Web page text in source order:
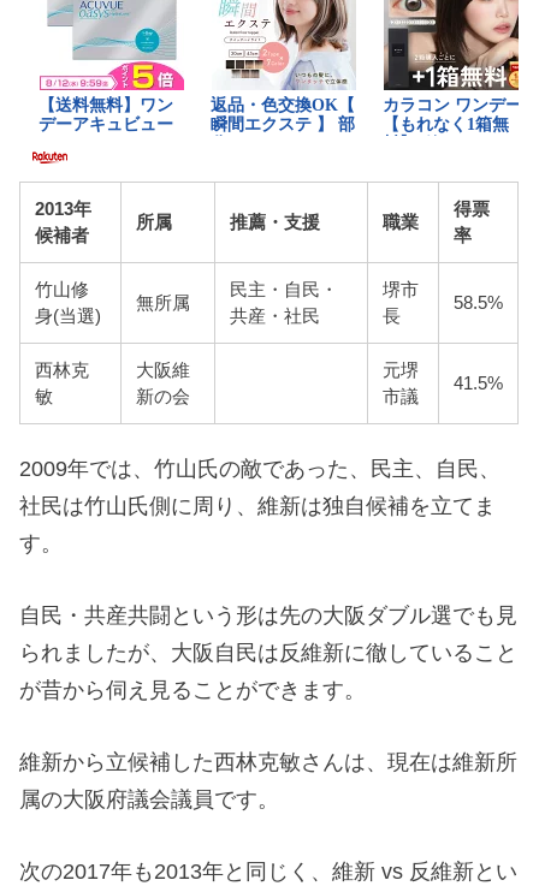
2013年
候補者
所属 推薦・支援 職業
得票
率
竹山修
身(当選)
無所属
民主・自民・
共産・社民
堺市
長
58.5%
西林克
敏
大阪維
新の会
元堺
市議
41.5%
2009年では、竹山氏の敵であった、民主、自民、
社民は竹山氏側に周り、維新は独自候補を立てま
す。
自民・共産共闘という形は先の大阪ダブル選でも見
られましたが、大阪自民は反維新に徹していること
が昔から伺え見ることができます。
維新から立候補した西林克敏さんは、現在は維新所
属の大阪府議会議員です。
次の2017年も2013年と同じく、維新 vs 反維新とい